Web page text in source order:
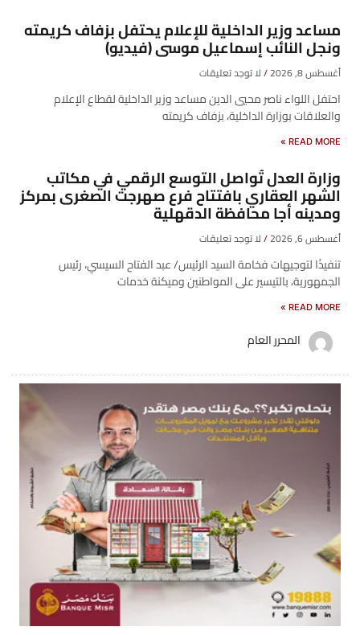
مساعد وزير الداخلية للإعلام يحتفل بزفاف كريمته
ونجل النائب إسماعيل موسى (فيديو)
أغسطس 8, 2026 لا توجد تعليقات
احتفل اللواء ناصر محيي الدين مساعد وزير الداخلية لقطاع الإعلام
والعلاقات بوزارة الداخلية، بزفاف كريمته
READ MORE »
وزارة العدل تُواصل التوسع الرقمي في مكاتب
الشهر العقاري بافتتاح فرع صهرجت الصغرى بمركز
ومدينه أجا محافظة الدقهلية
أغسطس 6, 2026 لا توجد تعليقات
تنفيذًا لتوجيهات فخامة السيد الرئيس/ عبد الفتاح السيسي، رئيس
الجمهورية، بالتيسير على المواطنين وميكنة خدمات
READ MORE »
المحرر العام